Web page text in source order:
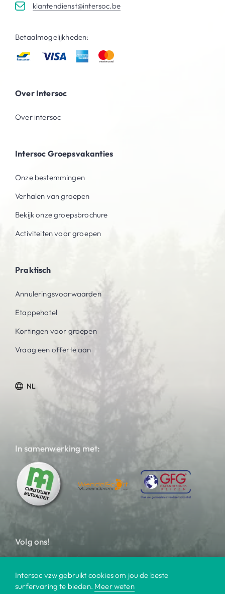
klantendienst@intersoc.be
Betaalmogelijkheden:
Over Intersoc
Over intersoc
Intersoc Groepsvakanties
Onze bestemmingen
Verhalen van groepen
Bekijk onze groepsbrochure
Activiteiten voor groepen
Praktisch
Annuleringsvoorwaarden
Etappehotel
Kortingen voor groepen
Vraag een offerte aan
NL
In samenwerking met:
Volg ons!
Intersoc vzw gebruikt cookies om jou de beste
surfervaring te bieden. Meer weten